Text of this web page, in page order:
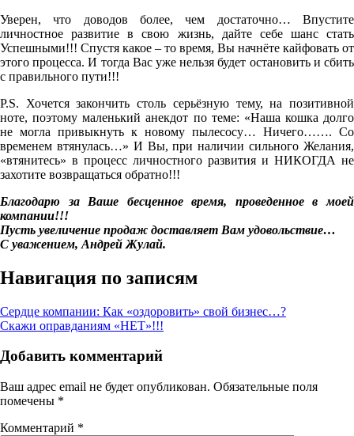
Уверен, что доводов более, чем достаточно… Впустите
личностное развитие в свою жизнь, дайте себе шанс стать
Успешными!!! Спустя какое – то время, Вы начнёте кайфовать от
этого процесса. И тогда Вас уже нельзя будет остановить и сбить
с правильного пути!!!
P.S. Хочется закончить столь серьёзную тему, на позитивной
ноте, поэтому маленький анекдот по теме: «Наша кошка долго
не могла привыкнуть к новому пылесосу… Ничего……. Со
временем втянулась…» И Вы, при наличии сильного Желания,
«втянитесь» в процесс личностного развития и НИКОГДА не
захотите возвращаться обратно!!!
Благодарю за Ваше бесценное время, проведенное в моей
компании!!!
Пусть увеличение продаж доставляет Вам удовольствие…
С уважением, Андрей Жулай.
Навигация по записям
Сердце компании: Как «оздоровить» свой бизнес…?
Скажи оправданиям «НЕТ»!!!
Добавить комментарий
Ваш адрес email не будет опубликован. Обязательные поля
помечены *
Комментарий *